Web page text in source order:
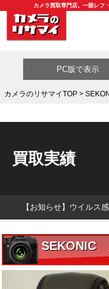
カメラ買取専門店。一眼レフ
買取カテゴリ一覧
PC版で表示
カメラのリサマイTOP>
買取実績
【お知らせ】ウイルス